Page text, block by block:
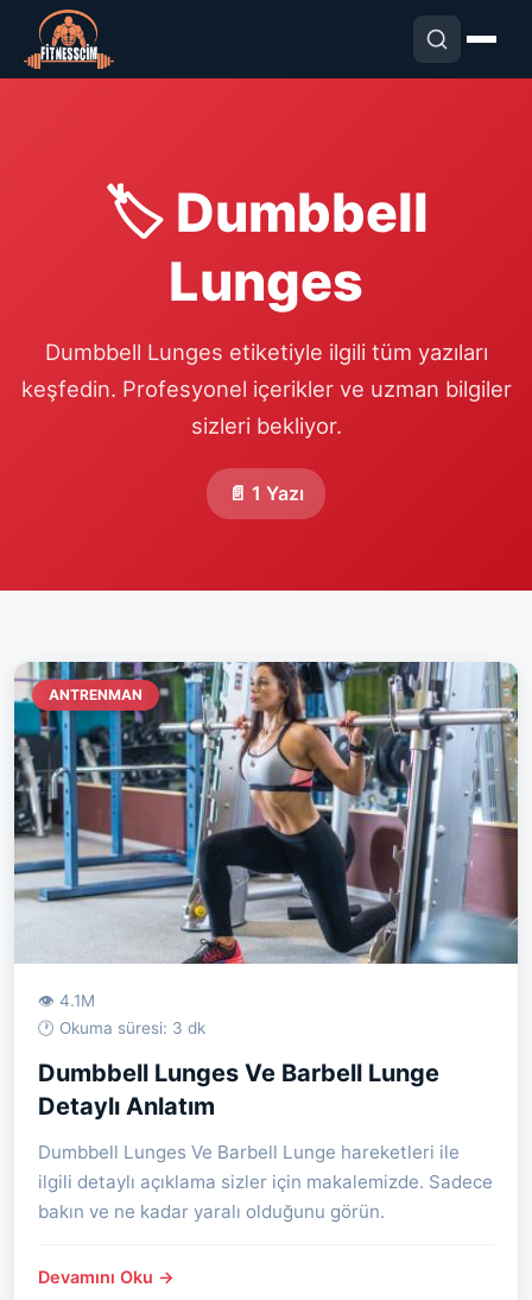
🏷️ Dumbbell
Lunges
Dumbbell Lunges etiketiyle ilgili tüm yazıları
keşfedin. Profesyonel içerikler ve uzman bilgiler
sizleri bekliyor.
📄 1 Yazı
ANTRENMAN
👁 4.1M
🕐 Okuma süresi: 3 dk
Dumbbell Lunges Ve Barbell Lunge
Detaylı Anlatım
Dumbbell Lunges Ve Barbell Lunge hareketleri ile
ilgili detaylı açıklama sizler için makalemizde. Sadece
bakın ve ne kadar yaralı olduğunu görün.
Devamını Oku →